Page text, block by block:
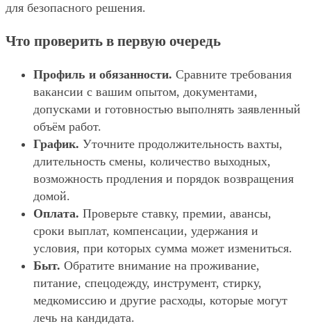
для безопасного решения.
Что проверить в первую очередь
Профиль и обязанности. Сравните требования
вакансии с вашим опытом, документами,
допусками и готовностью выполнять заявленный
объём работ.
График. Уточните продолжительность вахты,
длительность смены, количество выходных,
возможность продления и порядок возвращения
домой.
Оплата. Проверьте ставку, премии, авансы,
сроки выплат, компенсации, удержания и
условия, при которых сумма может измениться.
Быт. Обратите внимание на проживание,
питание, спецодежду, инструмент, стирку,
медкомиссию и другие расходы, которые могут
лечь на кандидата.